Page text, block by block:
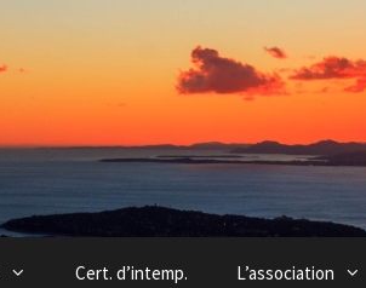
Cert. d’intemp. L’association